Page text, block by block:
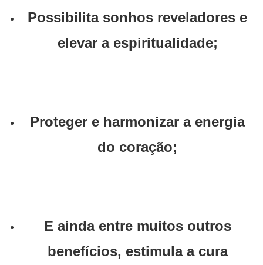
Possibilita sonhos reveladores e
elevar a espiritualidade;
Proteger e harmonizar a energia
do coração;
E ainda entre muitos outros
benefícios, estimula a cura